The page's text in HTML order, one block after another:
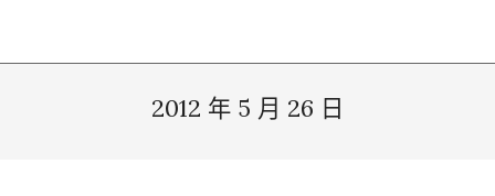
2012 年 5 月 26 日